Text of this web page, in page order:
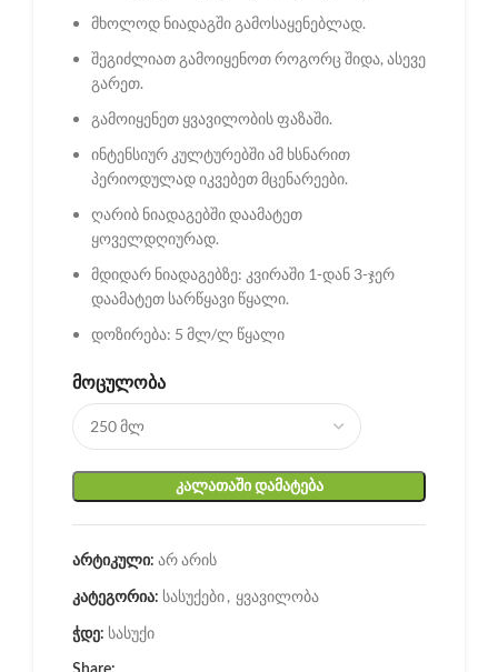
მხოლოდ ნიადაგში გამოსაყენებლად.
შეგიძლიათ გამოიყენოთ როგორც შიდა, ასევე
გარეთ.
გამოიყენეთ ყვავილობის ფაზაში.
ინტენსიურ კულტურებში ამ ხსნარით
პერიოდულად იკვებეთ მცენარეები.
ღარიბ ნიადაგებში დაამატეთ
ყოველდღიურად.
მდიდარ ნიადაგებზე: კვირაში 1-დან 3-ჯერ
დაამატეთ სარწყავი წყალი.
დოზირება: 5 მლ/ლ წყალი
ᲛᲝᲪᲣᲚᲝᲑᲐ
ᲙᲐᲚᲐᲗᲐᲨᲘ ᲓᲐᲛᲐᲢᲔᲑᲐ
არტიკული: არ არის
კატეგორია: სასუქები, ყვავილობა
ჭდე: სასუქი